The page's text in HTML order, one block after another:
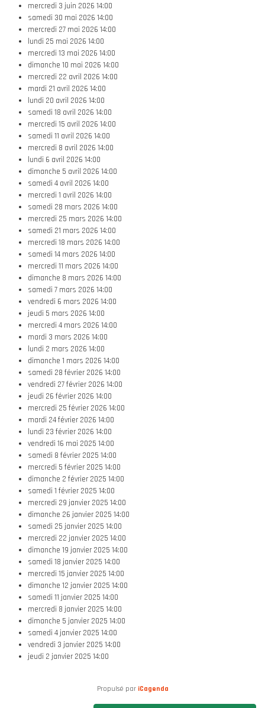
mercredi 3 juin 2026 14:00
samedi 30 mai 2026 14:00
mercredi 27 mai 2026 14:00
lundi 25 mai 2026 14:00
mercredi 13 mai 2026 14:00
dimanche 10 mai 2026 14:00
mercredi 22 avril 2026 14:00
mardi 21 avril 2026 14:00
lundi 20 avril 2026 14:00
samedi 18 avril 2026 14:00
mercredi 15 avril 2026 14:00
samedi 11 avril 2026 14:00
mercredi 8 avril 2026 14:00
lundi 6 avril 2026 14:00
dimanche 5 avril 2026 14:00
samedi 4 avril 2026 14:00
mercredi 1 avril 2026 14:00
samedi 28 mars 2026 14:00
mercredi 25 mars 2026 14:00
samedi 21 mars 2026 14:00
mercredi 18 mars 2026 14:00
samedi 14 mars 2026 14:00
mercredi 11 mars 2026 14:00
dimanche 8 mars 2026 14:00
samedi 7 mars 2026 14:00
vendredi 6 mars 2026 14:00
jeudi 5 mars 2026 14:00
mercredi 4 mars 2026 14:00
mardi 3 mars 2026 14:00
lundi 2 mars 2026 14:00
dimanche 1 mars 2026 14:00
samedi 28 février 2026 14:00
vendredi 27 février 2026 14:00
jeudi 26 février 2026 14:00
mercredi 25 février 2026 14:00
mardi 24 février 2026 14:00
lundi 23 février 2026 14:00
vendredi 16 mai 2025 14:00
samedi 8 février 2025 14:00
mercredi 5 février 2025 14:00
dimanche 2 février 2025 14:00
samedi 1 février 2025 14:00
mercredi 29 janvier 2025 14:00
dimanche 26 janvier 2025 14:00
samedi 25 janvier 2025 14:00
mercredi 22 janvier 2025 14:00
dimanche 19 janvier 2025 14:00
samedi 18 janvier 2025 14:00
mercredi 15 janvier 2025 14:00
dimanche 12 janvier 2025 14:00
samedi 11 janvier 2025 14:00
mercredi 8 janvier 2025 14:00
dimanche 5 janvier 2025 14:00
samedi 4 janvier 2025 14:00
vendredi 3 janvier 2025 14:00
jeudi 2 janvier 2025 14:00
Propulsé par iCagenda